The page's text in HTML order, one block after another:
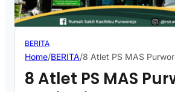
BERITA
Home/BERITA/8 Atlet PS MAS
8 Atlet PS MAS